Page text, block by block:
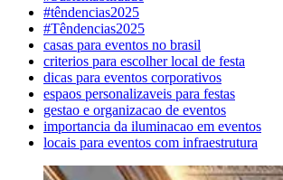
#têndencias2025
#Têndencias2025
casas para eventos no brasil
criterios para escolher local de festa
dicas para eventos corporativos
espaos personalizaveis para festas
gestao e organizacao de eventos
importancia da iluminacao em eventos
locais para eventos com infraestrutura